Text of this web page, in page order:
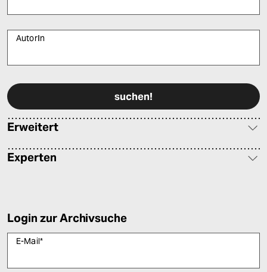
AutorIn
Erweitert
Experten
Login zur Archivsuche
E-Mail*